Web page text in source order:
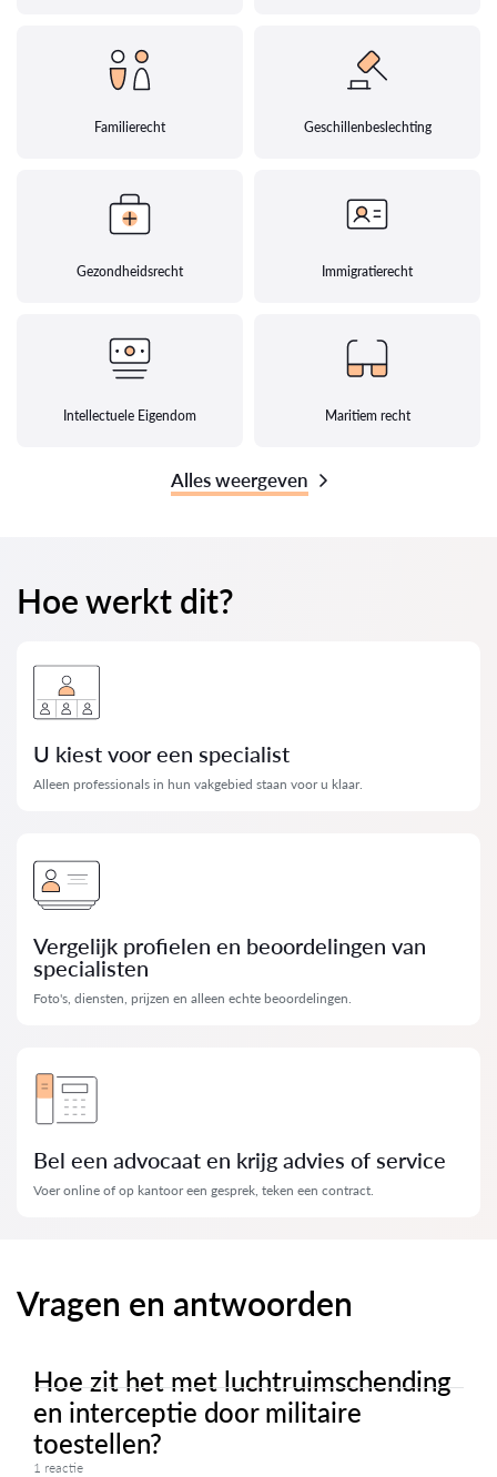
Familierecht Geschillenbeslechting
Gezondheidsrecht Immigratierecht
Intellectuele Eigendom Maritiem recht
Alles weergeven
Hoe werkt dit?
U kiest voor een specialist
Alleen professionals in hun vakgebied staan ​​voor u klaar.
Vergelijk profielen en beoordelingen van
specialisten
Foto's, diensten, prijzen en alleen echte beoordelingen.
Bel een advocaat en krijg advies of service
Voer online of op kantoor een gesprek, teken een contract.
Vragen en antwoorden
Hoe zit het met luchtruimschending
en interceptie door militaire
toestellen?
1 reactie